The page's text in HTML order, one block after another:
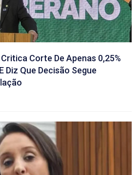
Corte De Apenas 0,25%
Diz Que Decisão Segue